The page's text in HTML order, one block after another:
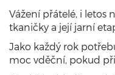
Vážení přátelé, i letos
tkaničky a její jarní
Jako každý rok
moc vděční, pokud